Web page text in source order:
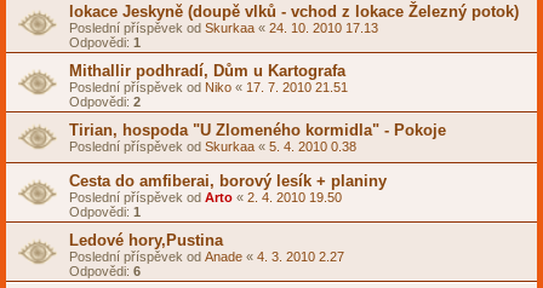
lokace Jeskyně (doupě vlků - vchod z lokace Železný potok)
Poslední příspěvek od Skurkaa « 24. 10. 2010 17.13
Odpovědi: 1
Mithallir podhradí, Dům u Kartografa
Poslední příspěvek od Niko « 17. 7. 2010 21.51
Odpovědi: 2
Tirian, hospoda "U Zlomeného kormidla" - Pokoje
Poslední příspěvek od Skurkaa « 5. 4. 2010 0.38
Cesta do amfiberai, borový lesík + planiny
Poslední příspěvek od Arto « 2. 4. 2010 19.50
Odpovědi: 1
Ledové hory,Pustina
Poslední příspěvek od Anade « 4. 3. 2010 2.27
Odpovědi: 6